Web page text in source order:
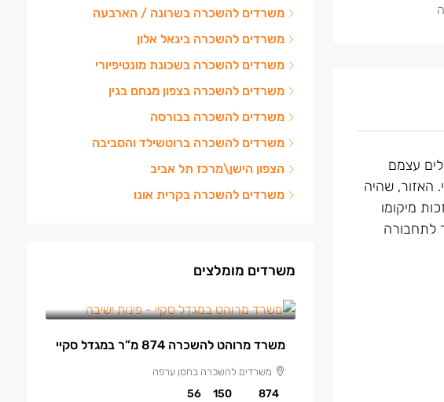
עצמם
האזור, שהיה
מיקומו
לתחבורה
משרדים להשכרה בשרונה / הארבעה
משרדים להשכרה ביגאל אלון
משרדים להשכרה בשכונת מונטיפיורי
משרדים להשכרה בצפון מנחם בגין
משרדים להשכרה בבורסה
משרדים להשכרה ברוטשילד והסביבה
הצפון הישן\מרכז תל אביב
משרדים להשכרה בקרית אונו
משרדים מומלצים
משרד מרוהט להשכרה 874 מ”ר במגדל סקיי
משרדים להשכרה בחסן ערפה
874
150
56